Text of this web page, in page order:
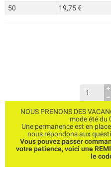
50
19,75 €
NOUS PRENONS DES
mode été du
Une permanence est en
nous répondons aux
Vous pouvez passer
votre patience, voici une
le